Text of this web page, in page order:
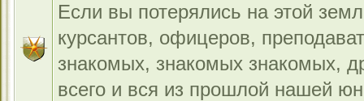
Если вы потерялись на этой
курсантов, офицеров,
знакомых, знакомых знакомых,
всего и вся из прошлой нашей